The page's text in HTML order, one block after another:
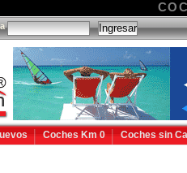
Coches Km 0 Coches sin